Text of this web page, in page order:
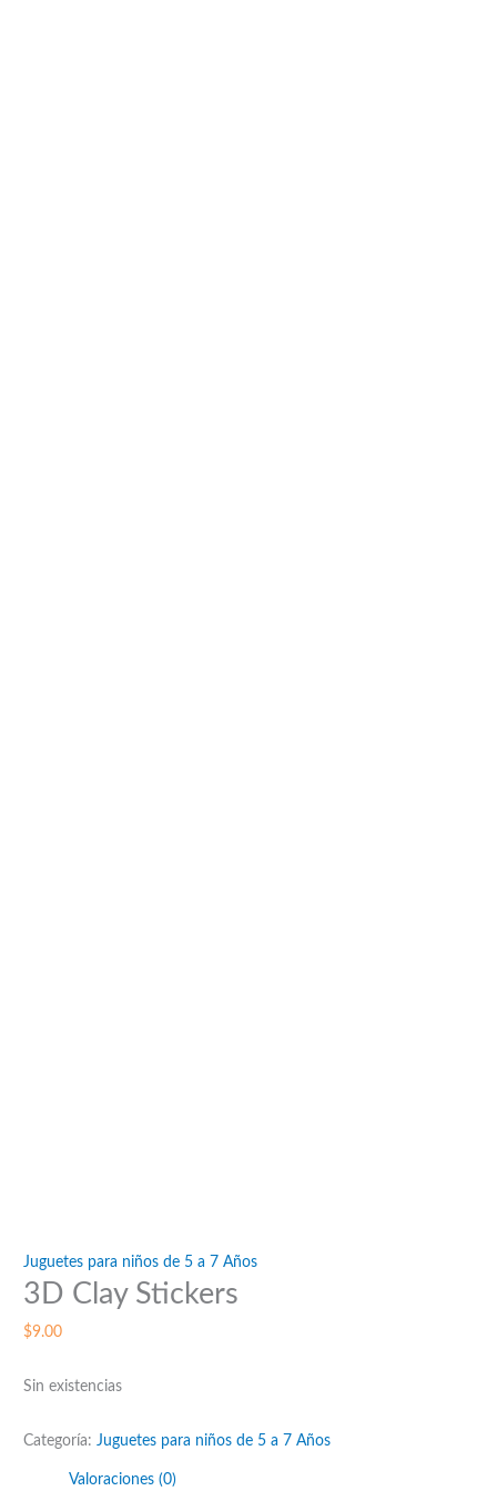
Juguetes para niños de 5 a 7 Años
3D Clay Stickers
$9.00
Sin existencias
Categoría: Juguetes para niños de 5 a 7 Años
Valoraciones (0)